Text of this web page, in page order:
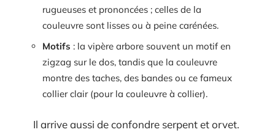
rugueuses et prononcées ; celles de la
couleuvre sont lisses ou à peine carénées.
Motifs : la vipère arbore souvent un motif en
zigzag sur le dos, tandis que la couleuvre
montre des taches, des bandes ou ce fameux
collier clair (pour la couleuvre à collier).
Il arrive aussi de confondre serpent et orvet.